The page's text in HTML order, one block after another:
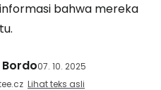
bahwa mereka
07. 10. 2025
Lihat teks asli